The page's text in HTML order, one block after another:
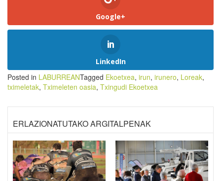
Google+
LinkedIn
Posted in LABURREANTagged Ekoetxea, irun, irunero, Loreak,
tximeletak, Tximeleten oasia, Txingudi Ekoetxea
ERLAZIONATUTAKO ARGITALPENAK